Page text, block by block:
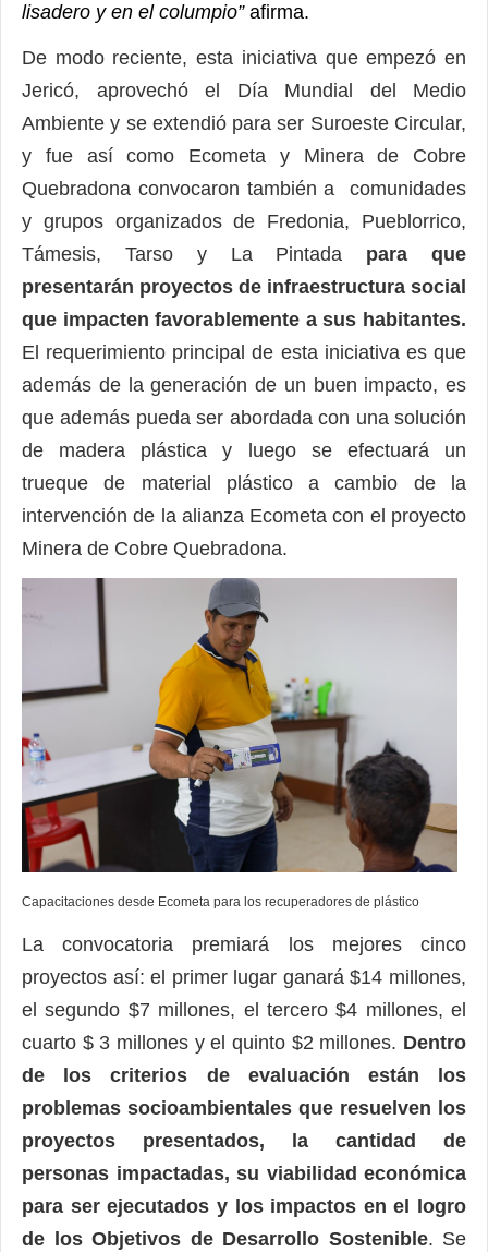
lisadero y en el columpio”afirma.
De modo reciente, esta iniciativa que empezó en
Jericó, aprovechó el Día Mundial del Medio
Ambiente y se extendió para ser Suroeste Circular,
y fue así como Ecometa y Minera de Cobre
Quebradona convocaron también a comunidades
y grupos organizados de Fredonia, Pueblorrico,
Támesis, Tarso y La Pintada para que
presentarán proyectos de infraestructura social
que impacten favorablemente a sus habitantes.
El requerimiento principal de esta iniciativa es que
además de la generación de un buen impacto, es
que además pueda ser abordada con una solución
de madera plástica y luego se efectuará un
trueque de material plástico a cambio de la
intervención de la alianza Ecometa con el proyecto
Minera de Cobre Quebradona.
Capacitaciones desde Ecometa para los recuperadores de plástico
La convocatoria premiará los mejores cinco
proyectos así: el primer lugar ganará $14 millones,
el segundo $7 millones, el tercero $4 millones, el
cuarto $ 3 millones y el quinto $2 millones. Dentro
de los criterios de evaluación están los
problemas socioambientales que resuelven los
proyectos presentados, la cantidad de
personas impactadas, su viabilidad económica
para ser ejecutados y los impactos en el logro
de los Objetivos de Desarrollo Sostenible. Se